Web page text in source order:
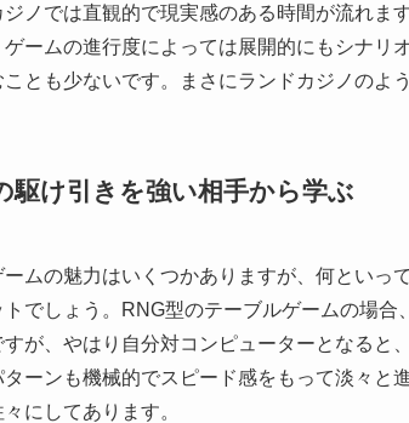
ジノでは直観的で現実感のある時間が流れま
ームの進行度によっては展開的にもシナリ
とも少ないです。まさにランドカジノのよ
駆け引きを強い相手から学ぶ
ムの魅力はいくつかありますが、何といっ
でしょう。RNG型のテーブルゲームの場
が、やはり自分対コンピューターとなると
ーンも機械的でスピード感をもって淡々と
にしてあります。